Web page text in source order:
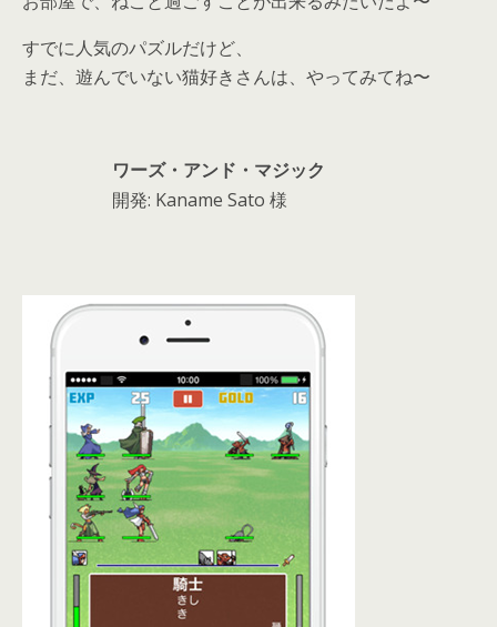
すでに人気のパズルだけど、
まだ、遊んでいない猫好きさんは、やってみてね〜
ワーズ・アンド・マジック
開発: Kaname Sato 様